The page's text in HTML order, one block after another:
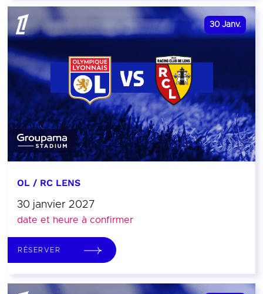
30 Janv.
OL / RC LENS
30 janvier 2027
date et heure à confirmer
RÉSERVER